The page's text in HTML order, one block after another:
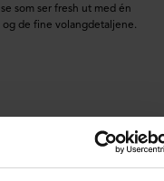
som ser fresh ut med én
de fine volangdetaljene.
S